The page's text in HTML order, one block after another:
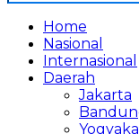
Home
Nasional
Internasional
Daerah
Jakarta